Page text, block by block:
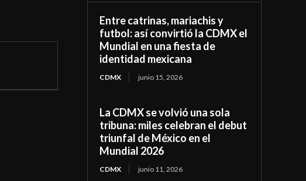
Entre catrinas, mariachis y
futbol: así convirtió la CDMX el
Mundial en una fiesta de
identidad mexicana
CDMX junio 15, 2026
La CDMX se volvió una sola
tribuna: miles celebran el debut
triunfal de México en el
Mundial 2026
CDMX junio 11, 2026